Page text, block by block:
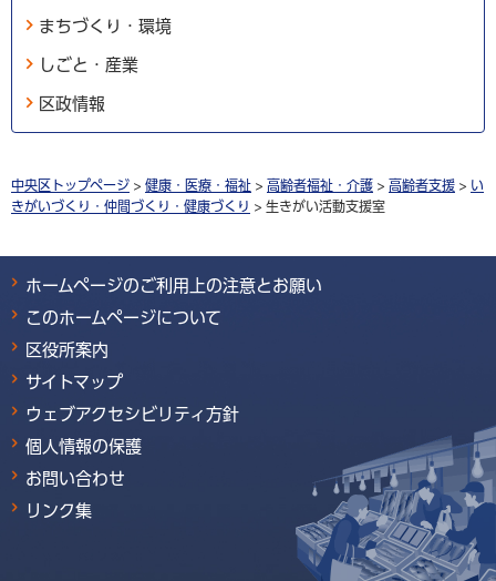
まちづくり・環境
しごと・産業
区政情報
中央区トップページ > 健康・医療・福祉 > 高齢者福祉・介護 > 高齢者支援 > い
きがいづくり・仲間づくり・健康づくり > 生きがい活動支援室
ホームページのご利用上の注意とお願い
このホームページについて
区役所案内
サイトマップ
ウェブアクセシビリティ方針
個人情報の保護
お問い合わせ
リンク集